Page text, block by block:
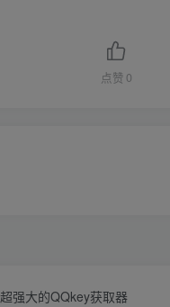
点赞 0
强大的QQkey获取器